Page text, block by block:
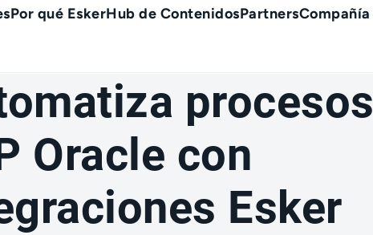
Por qué EskerHub de ContenidosPartnersCompañía
procesos
Oracle con
Esker